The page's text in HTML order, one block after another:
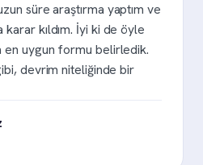
süre araştırma yaptım ve
karar kıldım. İyi ki de öyle
en uygun formu belirledik.
devrim niteliğinde bir